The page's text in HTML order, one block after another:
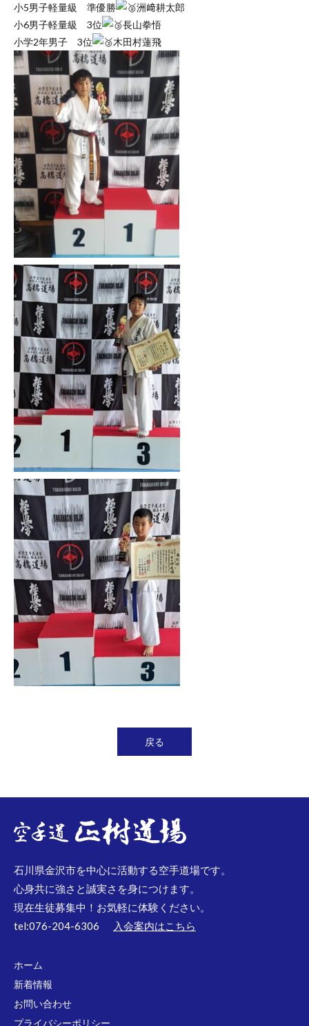
小5男子軽量級 準優勝
洲﨑耕太郎
小6男子軽量級 3位
長山拳悟
小学2年男子 3位
木田村蓮飛
戻る
石川県金沢市を中心に活動する空手道場です。
心身共に強さと誠実さを身につけます。
現在生徒募集中！お気軽に体験ください。
tel:076-204-6306
入会案内はこちら
ホーム
新着情報
お問い合わせ
プライバシーポリシー